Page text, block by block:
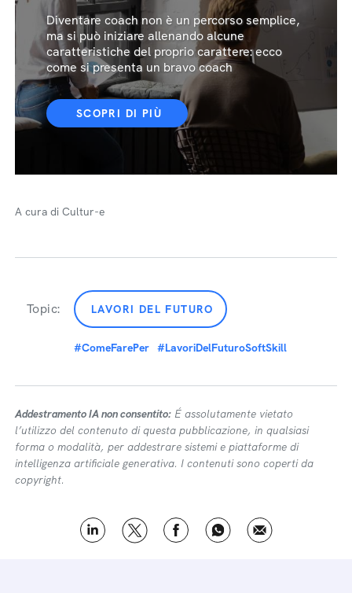
Diventare coach non è un percorso semplice,
ma si può iniziare allenando alcune
caratteristiche del proprio carattere: ecco
come si presenta un bravo coach
SCOPRI DI PIÙ
A cura di Cultur-e
Topic: LAVORI DEL FUTURO
#ComeFarePer #LavoriDelFuturoSoftSkill
Addestramento IA non consentito: É assolutamente vietato
l’utilizzo del contenuto di questa pubblicazione, in qualsiasi
forma o modalità, per addestrare sistemi e piattaforme di
intelligenza artificiale generativa. I contenuti sono coperti da
copyright.